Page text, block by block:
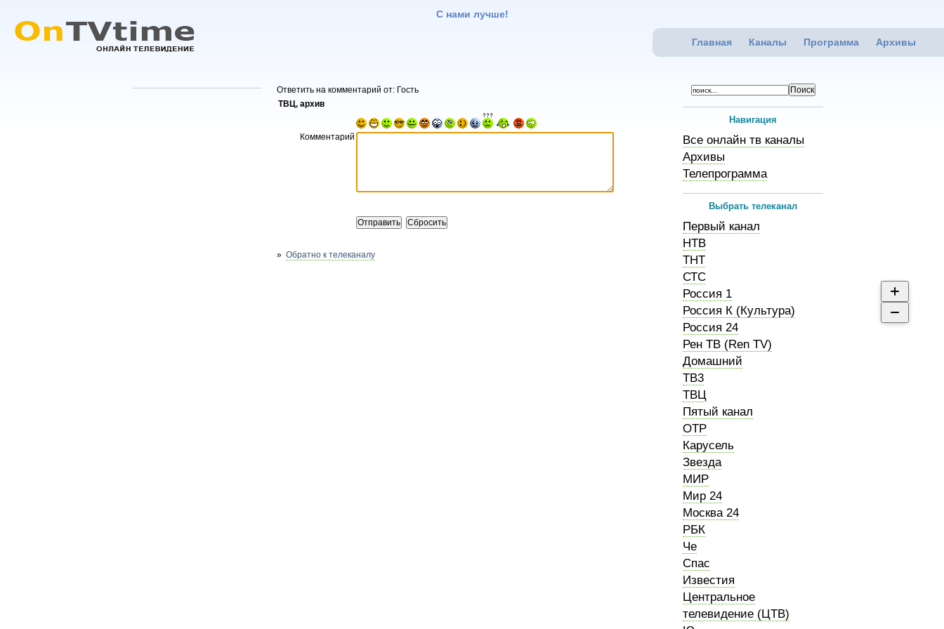
С нами лучше!
Главная Каналы Программа Архивы
Ответить на комментарий от: Гость
ТВЦ, архив
Комментарий
» Обратно к телеканалу
Навигация
Все онлайн тв каналы
Архивы
Телепрограмма
Выбрать телеканал
Первый канал
НТВ
ТНТ
СТС
Россия 1
Россия К (Культура)
Россия 24
Рен ТВ (Ren TV)
Домашний
ТВ3
ТВЦ
Пятый канал
ОТР
Карусель
Звезда
МИР
Мир 24
Москва 24
РБК
Че
Спас
Известия
Центральное
телевидение (ЦТВ)